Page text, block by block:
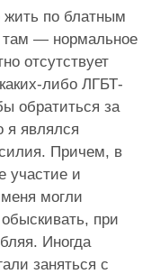
по блатным
там — нормальное
отсутствует
либо ЛГБТ-
обратиться за
являлся
Причем, в
участие и
могли
при
Иногда
заняться с